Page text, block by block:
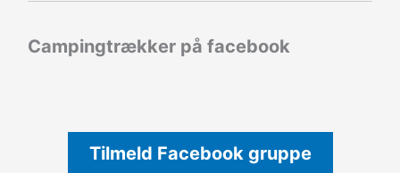
Campingtrækker på facebook
Tilmeld Facebook gruppe